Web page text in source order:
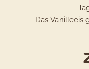
Das Vanilleeis